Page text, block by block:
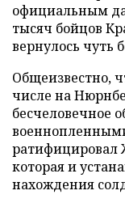
официальным
тысяч бойцов
вернулось чуть
Общеизвестно,
числе на
бесчеловечное
ратифицировал
которая и
нахождения